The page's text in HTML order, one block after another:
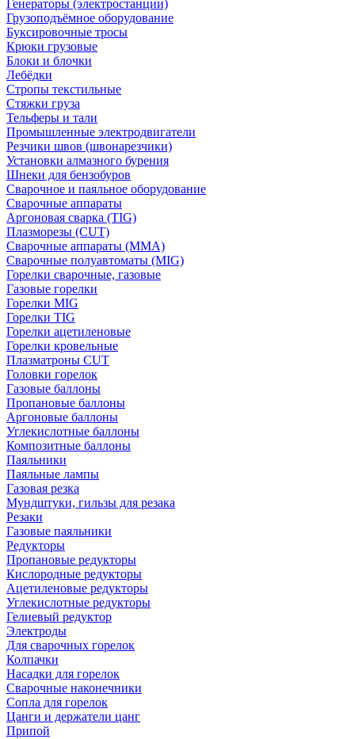
Генераторы (электростанции)
Грузоподъёмное оборудование
Буксировочные тросы
Крюки грузовые
Блоки и блочки
Лебёдки
Стропы текстильные
Стяжки груза
Тельферы и тали
Промышленные электродвигатели
Резчики швов (швонарезчики)
Установки алмазного бурения
Шнеки для бензобуров
Сварочное и паяльное оборудование
Сварочные аппараты
Аргоновая сварка (TIG)
Плазморезы (CUT)
Сварочные аппараты (MMA)
Сварочные полуавтоматы (MIG)
Горелки сварочные, газовые
Газовые горелки
Горелки MIG
Горелки TIG
Горелки ацетиленовые
Горелки кровельные
Плазматроны CUT
Головки горелок
Газовые баллоны
Пропановые баллоны
Аргоновые баллоны
Углекислотные баллоны
Композитные баллоны
Паяльники
Паяльные лампы
Газовая резка
Мундштуки, гильзы для резака
Резаки
Газовые паяльники
Редукторы
Пропановые редукторы
Кислородные редукторы
Ацетиленовые редукторы
Углекислотные редукторы
Гелиевый редуктор
Электроды
Для сварочных горелок
Колпачки
Насадки для горелок
Сварочные наконечники
Сопла для горелок
Цанги и держатели цанг
Припой